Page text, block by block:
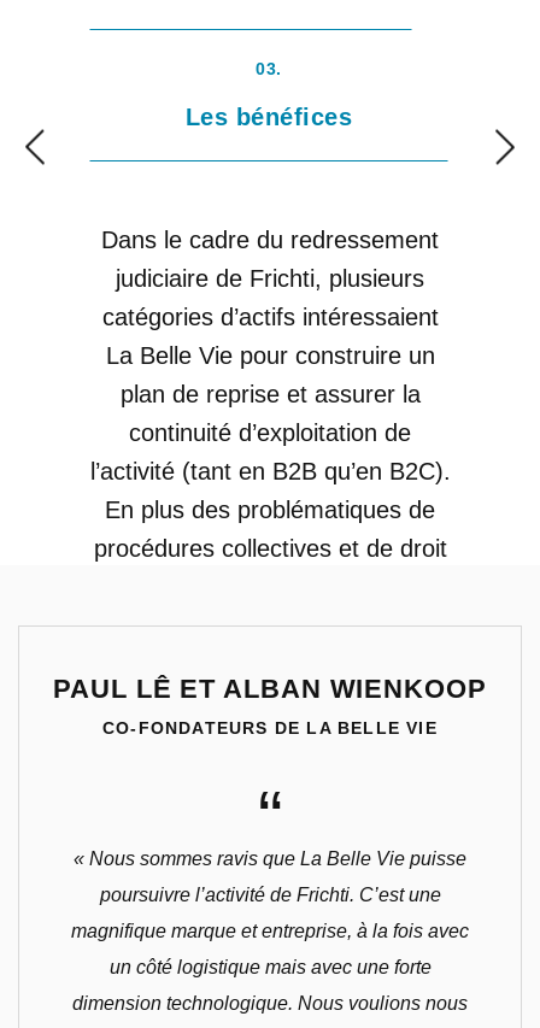
03.
Les bénéfices
Dans le cadre du redressement
judiciaire de Frichti, plusieurs
catégories d’actifs intéressaient
La Belle Vie pour construire un
plan de reprise et assurer la
continuité d’exploitation de
l’activité (tant en B2B qu’en B2C).
En plus des problématiques de
procédures collectives et de droit
actifs immatériels (notamment, la
données) devaient faire l’objet
d’une attention particulière.
PAUL LÊ ET ALBAN WIENKOOP
CO-FONDATEURS DE LA BELLE VIE
“
« Nous sommes ravis que La Belle Vie puisse
poursuivre l’activité de Frichti. C’est une
magnifique marque et entreprise, à la fois avec
un côté logistique mais avec une forte
dimension technologique. Nous voulions nous